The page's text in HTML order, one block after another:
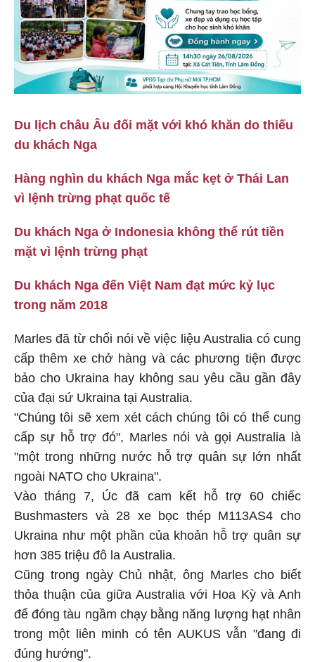
Du lịch châu Âu đối mặt với khó khăn do thiếu
du khách Nga
Hàng nghìn du khách Nga mắc kẹt ở Thái Lan
vì lệnh trừng phạt quốc tế
Du khách Nga ở Indonesia không thể rút tiền
mặt vì lệnh trừng phạt
Du khách Nga đến Việt Nam đạt mức kỷ lục
trong năm 2018
Marles đã từ chối nói về việc liệu Australia có cung
cấp thêm xe chở hàng và các phương tiện được
bảo cho Ukraina hay không sau yêu cầu gần đây
của đại sứ Ukraina tại Australia.
"Chúng tôi sẽ xem xét cách chúng tôi có thể cung
cấp sự hỗ trợ đó", Marles nói và gọi Australia là
"một trong những nước hỗ trợ quân sự lớn nhất
ngoài NATO cho Ukraina".
Vào tháng 7, Úc đã cam kết hỗ trợ 60 chiếc
Bushmasters và 28 xe bọc thép M113AS4 cho
Ukraina như một phần của khoản hỗ trợ quân sự
hơn 385 triệu đô la Australia.
Cũng trong ngày Chủ nhật, ông Marles cho biết
thỏa thuận của giữa Australia với Hoa Kỳ và Anh
để đóng tàu ngầm chạy bằng năng lượng hạt nhân
trong một liên minh có tên AUKUS vẫn "đang đi
đúng hướng".